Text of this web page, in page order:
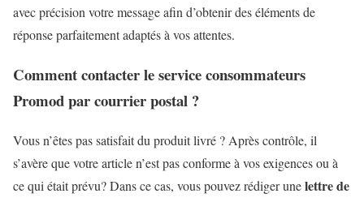
avec précision votre message afin d’obtenir des éléments de
réponse parfaitement adaptés à vos attentes.
Comment contacter le service consommateurs
Promod par courrier postal ?
Vous n’êtes pas satisfait du produit livré ? Après contrôle, il
s’avère que votre article n’est pas conforme à vos exigences ou à
ce qui était prévu? Dans ce cas, vous pouvez rédiger unelettre de